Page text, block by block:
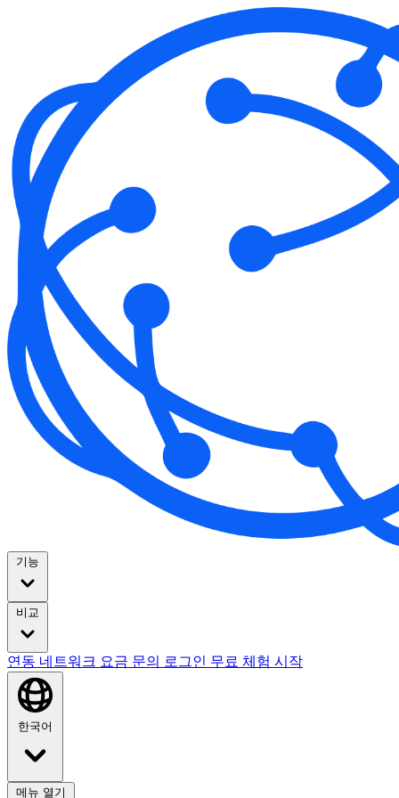
기능
비교
연동 네트워크 요금 문의 로그인 무료 체험 시작
한국어
메뉴 열기